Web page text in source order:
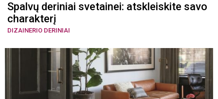
Spalvų deriniai svetainei: atskleiskite savo
charakterį
DIZAINERIO DERINIAI